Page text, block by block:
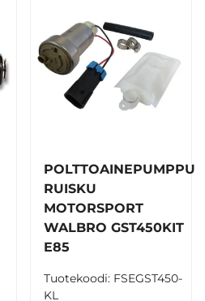
POLTTOAINEPUMPPU
RUISKU
MOTORSPORT
WALBRO GST450KIT
E85
Tuotekoodi: FSEGST450-
KL